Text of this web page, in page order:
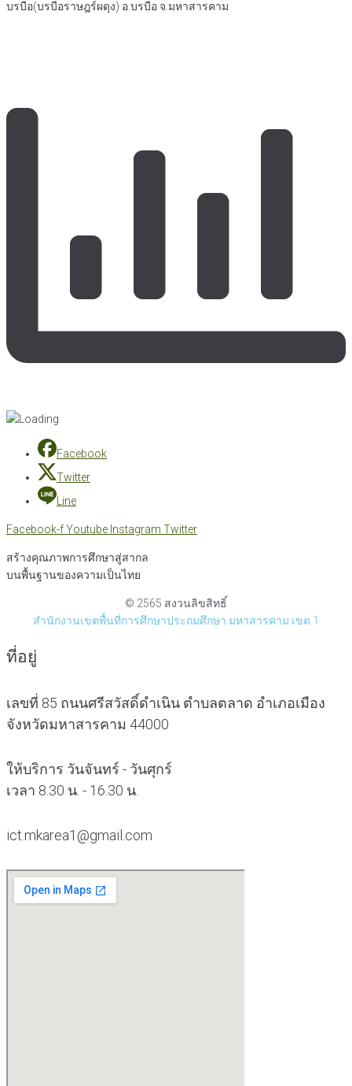
บรบือ(บรบือราษฎร์ผดุง) อ.บรบือ จ.มหาสารคาม
Facebook
Twitter
Line
Facebook-fYoutube Instagram Twitter
สร้างคุณภาพการศึกษาสู่สากล
บนพื้นฐานของความเป็นไทย
© 2565 สงวนลิขสิทธิ์
สำนักงานเขตพื้นที่การศึกษาประถมศึกษา มหาสารคาม เขต 1
ที่อยู่
เลขที่ 85 ถนนศรีสวัสดิ์ดำเนิน ตำบลตลาด อำเภอเมือง
จังหวัดมหาสารคาม 44000
ให้บริการ วันจันทร์ - วันศุกร์
เวลา 8.30 น. - 16.30 น.
ict.mkarea1@gmail.com